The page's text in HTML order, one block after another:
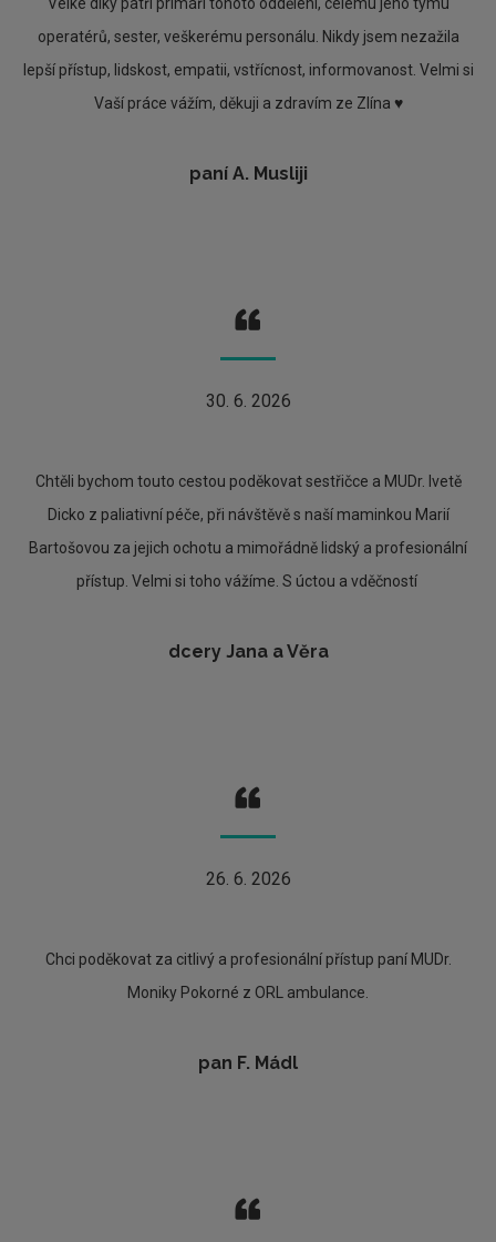
operatérů, sester, veškerému personálu. Nikdy jsem nezažila
lepší přístup, lidskost, empatii, vstřícnost, informovanost. Velmi si
Vaší práce vážím, děkuji a zdravím ze Zlína ♥️
paní A. Musliji
30. 6. 2026
Chtěli bychom touto cestou poděkovat sestřičce a MUDr. Ivetě
Dicko z paliativní péče, při návštěvě s naší maminkou Marií
Bartošovou za jejich ochotu a mimořádně lidský a profesionální
přístup. Velmi si toho vážíme. S úctou a vděčností
dcery Jana a Věra
26. 6. 2026
Chci poděkovat za citlivý a profesionální přístup paní MUDr.
Moniky Pokorné z ORL ambulance.
pan F. Mádl